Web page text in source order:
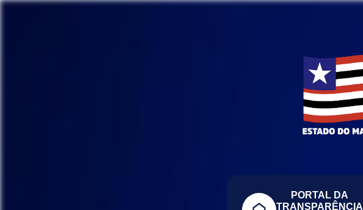
PORTAL DA
TRANSPARÊNCIA